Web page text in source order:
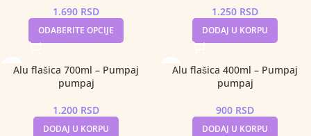
1.690 RSD
ODABERITE OPCIJE
1.250 RSD
DODAJ U KORPU
Alu flašica 700ml – Pumpaj
pumpaj
1.200 RSD
DODAJ U KORPU
Alu flašica 400ml – Pumpaj
pumpaj
900 RSD
DODAJ U KORPU